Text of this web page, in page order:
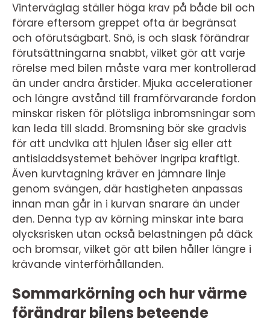
Vinterväglag ställer höga krav på både bil och
förare eftersom greppet ofta är begränsat
och oförutsägbart. Snö, is och slask förändrar
förutsättningarna snabbt, vilket gör att varje
rörelse med bilen måste vara mer kontrollerad
än under andra årstider. Mjuka accelerationer
och längre avstånd till framförvarande fordon
minskar risken för plötsliga inbromsningar som
kan leda till sladd. Bromsning bör ske gradvis
för att undvika att hjulen låser sig eller att
antisladdsystemet behöver ingripa kraftigt.
Även kurvtagning kräver en jämnare linje
genom svängen, där hastigheten anpassas
innan man går in i kurvan snarare än under
den. Denna typ av körning minskar inte bara
olycksrisken utan också belastningen på däck
och bromsar, vilket gör att bilen håller längre i
krävande vinterförhållanden.
Sommarkörning och hur värme
förändrar bilens beteende